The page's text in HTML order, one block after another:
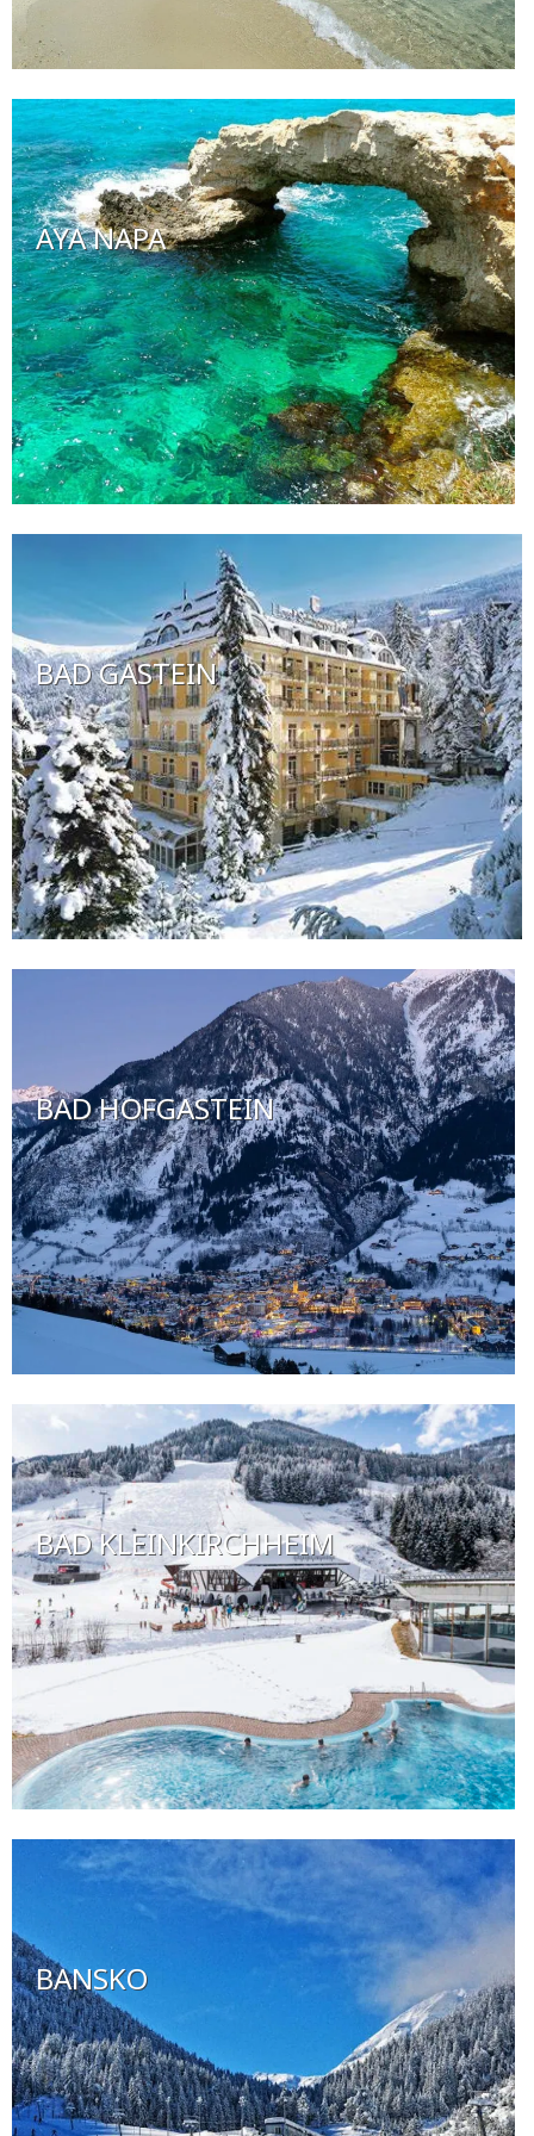
AYA NAPA
BAD GASTEIN
BAD HOFGASTEIN
BAD KLEINKIRCHHEIM
BANSKO